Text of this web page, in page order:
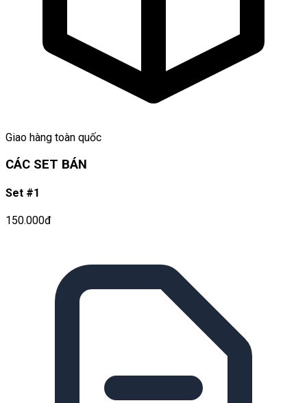
Giao hàng toàn quốc
CÁC SET BÁN
Set #1
150.000đ